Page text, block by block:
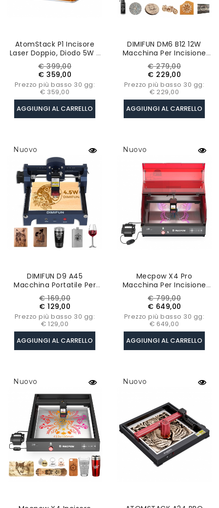
AtomStack P1 Incisore
Laser Doppio, Diodo 5W E
IR 1,2W, Velocità 10.000
Mm/min, 110x110
Mm/105x100 Mm
Prezzo
base
€ 399,00Prezzo
€ 359,00
Prezzo più basso 30 gg:
€ 359,00
AGGIUNGI AL CARRELLO
DIMIFUN DM6 B12 12W
Macchina Per Incisione
Laser, Protezione Degli
Occhi, Precisione 0,01
Mm, Spot 0,06 Mm
Prezzo
base
€ 279,00Prezzo
€ 229,00
Prezzo più basso 30 gg:
€ 229,00
AGGIUNGI AL CARRELLO
Nuovo
DIMIFUN D9 A45
Macchina Portatile Per
Incisione Laser Da 4,5 W,
Protezione Degli Occhi,
Velocità Di 10000
Mm/min
Prezzo
base
€ 169,00Prezzo
€ 129,00
Prezzo più basso 30 gg:
€ 129,00
AGGIUNGI AL CARRELLO
Nuovo
Mecpow X4 Pro
Macchina Per Incisione
Laser 22W Con
Telecamera Integrata,
Copertura Protettiva In
Acrilico, FDA Classe 1
Prezzo
base
€ 799,00Prezzo
€ 649,00
Prezzo più basso 30 gg:
€ 649,00
AGGIUNGI AL CARRELLO
Nuovo Nuovo